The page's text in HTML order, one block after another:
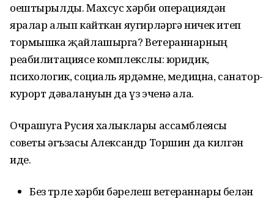
оештырылды. Махсус хәрби операциядән
яралар алып кайткан яугирләргә ничек итеп
тормышка җайлашырга? Ветераннарның
реабилитациясе комплекслы: юридик,
психологик, социаль ярдәмне, медицна, санатор-
курорт дәвалануын да үз эченә ала.
Очрашуга Русия халыклары ассамблеясы
советы әгъзасы Александр Торшин да килгән
иде.
Без төрле хәрби бәрелеш ветераннары белән